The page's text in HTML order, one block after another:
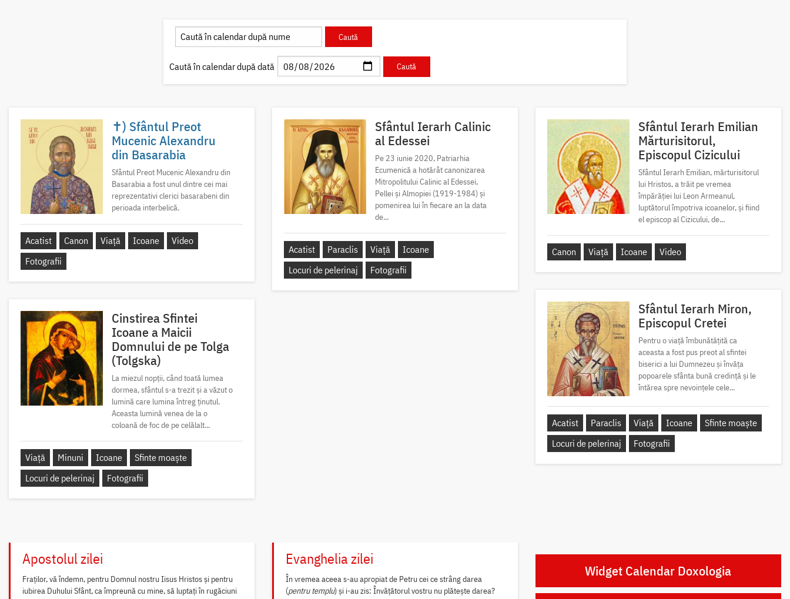
Caută în calendar după dată
✝) Sfântul Preot
Mucenic Alexandru
din Basarabia
Sfântul Preot Mucenic Alexandru din
Basarabia a fost unul dintre cei mai
reprezentativi clerici basarabeni din
perioada interbelică.
Acatist Canon Viață Icoane
Video
Fotografii
Sfântul Ierarh Calinic
al Edessei
Pe 23 iunie 2020, Patriarhia
Ecumenică a hotărât canonizarea
Mitropolitului Calinic al Edessei,
Pellei și Almopiei (1919-1984) și
pomenirea lui în fiecare an la data
de...
Acatist Paraclis Viață
Icoane
Locuri de pelerinaj
Fotografii
Sfântul Ierarh Emilian
Mărturisitorul,
Episcopul Cizicului
Sfântul Ierarh Emilian, mărturisitorul
lui Hristos, a trăit pe vremea
împărăției lui Leon Armeanul,
luptătorul împotriva icoanelor, și fiind
el episcop al Cizicului, de...
Canon Viață Icoane Video
Sfântul Ierarh Miron,
Episcopul Cretei
Pentru o viață îmbunătățită ca
aceasta a fost pus preot al sfintei
biserici a lui Dumnezeu și învăța
popoarele sfânta bună credință și le
întărea spre nevoințele cele...
Acatist Paraclis Viață Icoane
Sfinte moaște
Locuri de pelerinaj
Fotografii
Cinstirea Sfintei
Icoane a Maicii
Domnului de pe Tolga
(Tolgska)
La miezul nopții, când toată lumea
dormea, sfântul s-a trezit și a văzut o
lumină care lumina întreg ținutul.
Aceasta lumină venea de la o
coloană de foc de pe celălalt...
Viață Minuni Icoane
Sfinte moaște
Locuri de pelerinaj
Fotografii
Apostolul zilei
Fraților, vă îndemn, pentru Domnul nostru Iisus Hristos și pentru
iubirea Duhului Sfânt, ca împreună cu mine, să luptați în rugăciuni
Evanghelia zilei
În vremea aceea s-au apropiat de Petru cei ce strâng darea
(pentru templu) și i-au zis: Învățătorul vostru nu plătește darea?
Widget Calendar Doxologia